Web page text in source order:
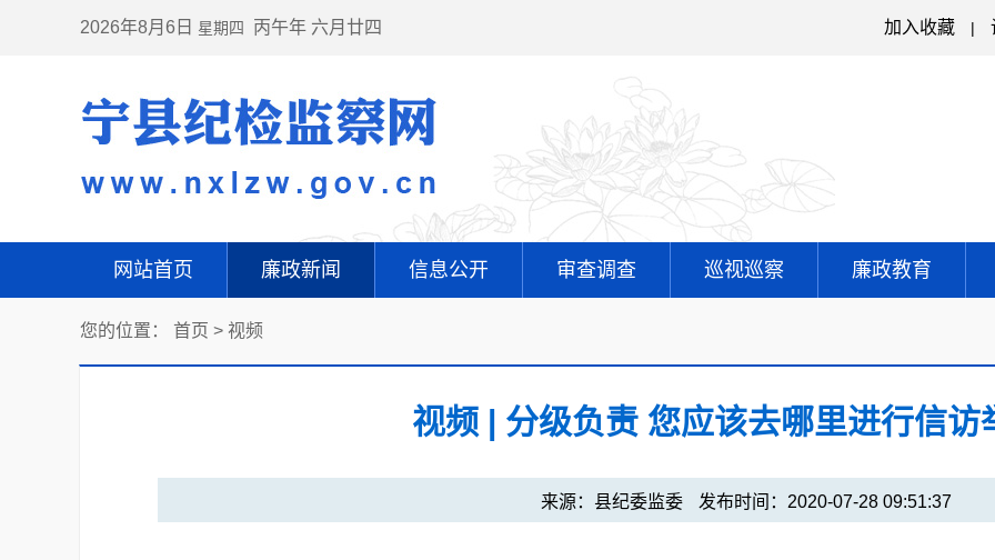
2026年8月6日 星期四 丙午年 六月廿四 加入收藏 |
网站首页 廉政新闻 信息公开 审查调查 巡视巡察 廉政教育
您的位置： 首页 > 视频
视频 | 分级负责 您应该去哪里进行信访
来源：县纪委监委 发布时间：2020-07-28 09:51:37